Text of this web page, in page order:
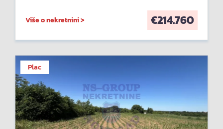
Više o nekretnini > €214.760
Plac